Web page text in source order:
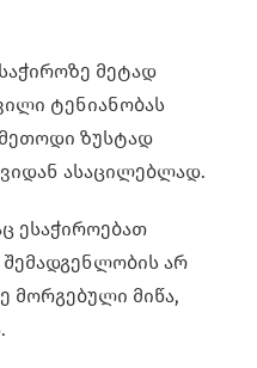
მეტად
ტენიანობას
ზუსტად
ასაცილებლად.
ესაჭიროებათ
შემადგენლობის არ
მორგებული მიწა,